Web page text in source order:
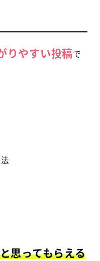
りやすい投稿で
思ってもらえる